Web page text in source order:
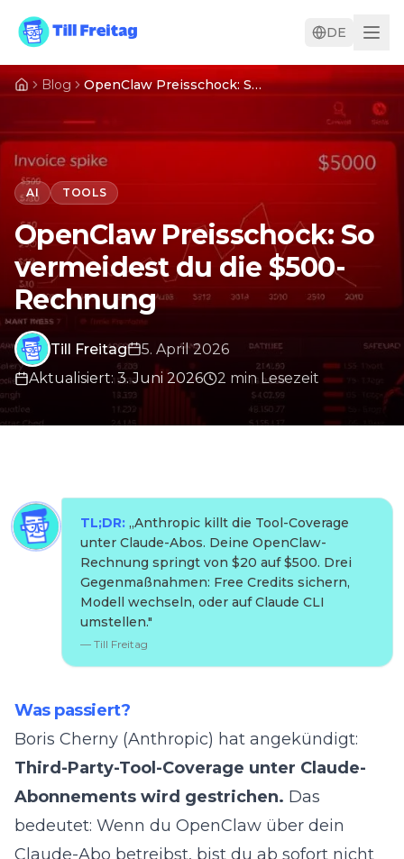
DE
Blog OpenClaw Preisschock: So vermeidest du die $500-Rechnung
AI TOOLS
OpenClaw Preisschock: So
vermeidest du die $500-
Rechnung
Till Freitag
5. April 2026
Aktualisiert:3. Juni 2026 2 minLesezeit
TL;DR: „Anthropic killt die Tool-Coverage
unter Claude-Abos. Deine OpenClaw-
Rechnung springt von $20 auf $500. Drei
Gegenmaßnahmen: Free Credits sichern,
Modell wechseln, oder auf Claude CLI
umstellen."
— Till Freitag
Was passiert?
Boris Cherny (Anthropic) hat angekündigt:
Third-Party-Tool-Coverage unter Claude-
Abonnements wird gestrichen. Das
bedeutet: Wenn du OpenClaw über dein
Claude-Abo betreibst, bist du ab sofort nicht